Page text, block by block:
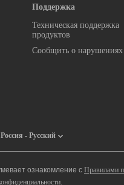
Поддержка
Техническая поддержка
продуктов
Сообщить о нарушениях
Россия - Русский
ознакомление с Правилами
.